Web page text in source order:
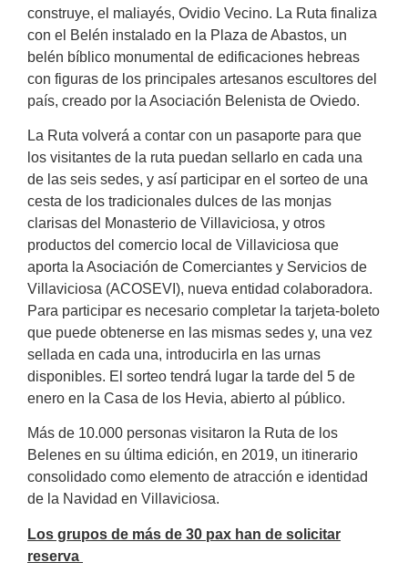
construye, el maliayés, Ovidio Vecino. La Ruta finaliza
con el Belén instalado en la Plaza de Abastos, un
belén bíblico monumental de edificaciones hebreas
con figuras de los principales artesanos escultores del
país, creado por la Asociación Belenista de Oviedo.
La Ruta volverá a contar con un pasaporte para que
los visitantes de la ruta puedan sellarlo en cada una
de las seis sedes, y así participar en el sorteo de una
cesta de los tradicionales dulces de las monjas
clarisas del Monasterio de Villaviciosa, y otros
productos del comercio local de Villaviciosa que
aporta la Asociación de Comerciantes y Servicios de
Villaviciosa (ACOSEVI), nueva entidad colaboradora.
Para participar es necesario completar la tarjeta-boleto
que puede obtenerse en las mismas sedes y, una vez
sellada en cada una, introducirla en las urnas
disponibles. El sorteo tendrá lugar la tarde del 5 de
enero en la Casa de los Hevia, abierto al público.
Más de 10.000 personas visitaron la Ruta de los
Belenes en su última edición, en 2019, un itinerario
consolidado como elemento de atracción e identidad
de la Navidad en Villaviciosa.
Los grupos de más de 30 pax han de solicitar
reserva